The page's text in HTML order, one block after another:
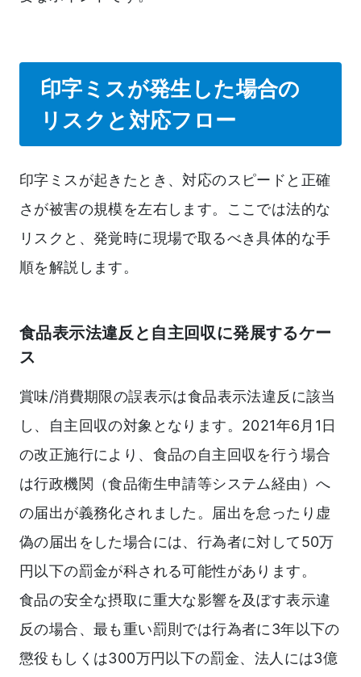
印字ミスが発生した場合の
リスクと対応フロー
印字ミスが起きたとき、対応のスピードと正確
さが被害の規模を左右します。ここでは法的な
リスクと、発覚時に現場で取るべき具体的な手
順を解説します。
食品表示法違反と自主回収に発展するケー
ス
賞味/消費期限の誤表示は食品表示法違反に該当
し、自主回収の対象となります。2021年6月1日
の改正施行により、食品の自主回収を行う場合
は行政機関（食品衛生申請等システム経由）へ
の届出が義務化されました。届出を怠ったり虚
偽の届出をした場合には、行為者に対して50万
円以下の罰金が科される可能性があります。
食品の安全な摂取に重大な影響を及ぼす表示違
反の場合、最も重い罰則では行為者に3年以下の
懲役もしくは300万円以下の罰金、法人には3億